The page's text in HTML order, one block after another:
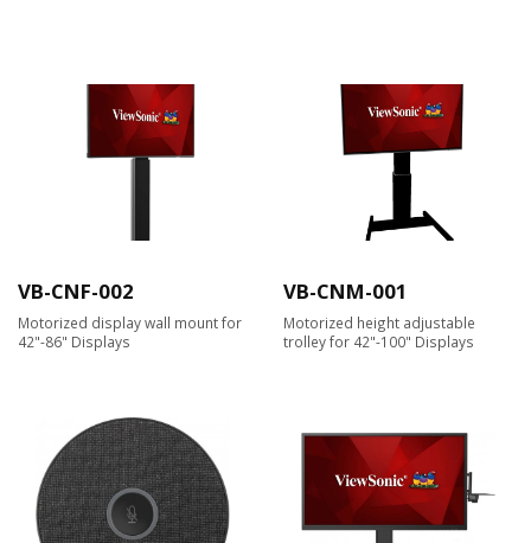
VB-CNF-002
Motorized display wall mount for
42"-86" Displays
VB-CNM-001
Motorized height adjustable
trolley for 42"-100" Displays